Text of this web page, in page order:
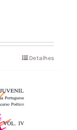
Detalhes